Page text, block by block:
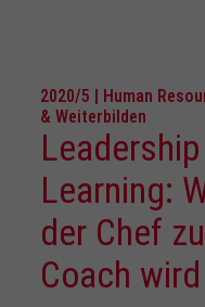
2020/5 | Human
& Weiterbilden
Learning:
der Chef
Coach wird